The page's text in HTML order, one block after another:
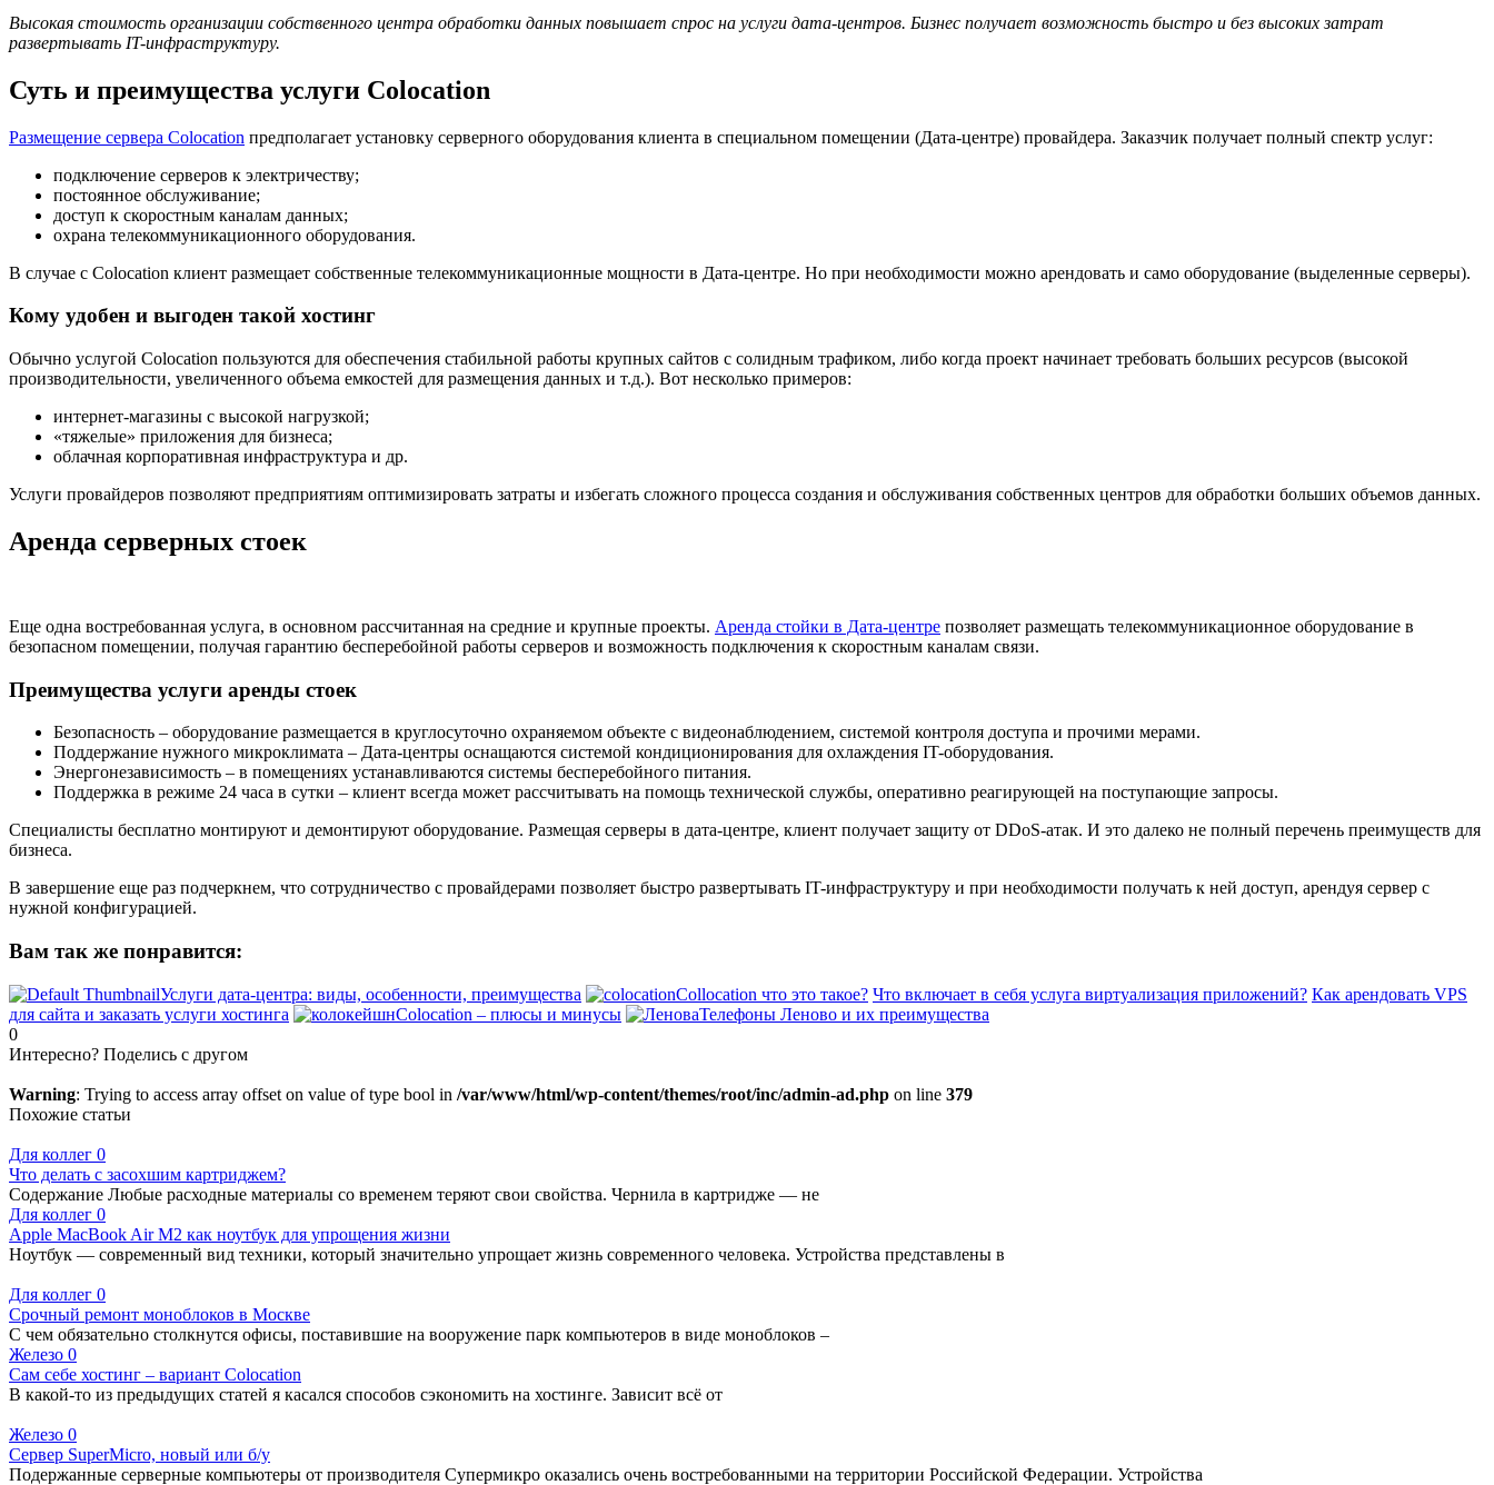
Высокая стоимость организации собственного центра обработки данных повышает спрос на услуги дата-центров. Бизнес получает возможность быстро и без высоких затрат
развертывать IT-инфраструктуру.
Суть и преимущества услуги Colocation
Размещение сервера Colocation предполагает установку серверного оборудования клиента в специальном помещении (Дата-центре) провайдера. Заказчик получает полный спектр услуг:
подключение серверов к электричеству;
постоянное обслуживание;
доступ к скоростным каналам данных;
охрана телекоммуникационного оборудования.
В случае с Colocation клиент размещает собственные телекоммуникационные мощности в Дата-центре. Но при необходимости можно арендовать и само оборудование (выделенные серверы).
Кому удобен и выгоден такой хостинг
Обычно услугой Colocation пользуются для обеспечения стабильной работы крупных сайтов с солидным трафиком, либо когда проект начинает требовать больших ресурсов (высокой
производительности, увеличенного объема емкостей для размещения данных и т.д.). Вот несколько примеров:
интернет-магазины с высокой нагрузкой;
«тяжелые» приложения для бизнеса;
облачная корпоративная инфраструктура и др.
Услуги провайдеров позволяют предприятиям оптимизировать затраты и избегать сложного процесса создания и обслуживания собственных центров для обработки больших объемов данных.
Аренда серверных стоек
Еще одна востребованная услуга, в основном рассчитанная на средние и крупные проекты. Аренда стойки в Дата-центре позволяет размещать телекоммуникационное оборудование в
безопасном помещении, получая гарантию бесперебойной работы серверов и возможность подключения к скоростным каналам связи.
Преимущества услуги аренды стоек
Безопасность – оборудование размещается в круглосуточно охраняемом объекте с видеонаблюдением, системой контроля доступа и прочими мерами.
Поддержание нужного микроклимата – Дата-центры оснащаются системой кондиционирования для охлаждения IT-оборудования.
Энергонезависимость – в помещениях устанавливаются системы бесперебойного питания.
Поддержка в режиме 24 часа в сутки – клиент всегда может рассчитывать на помощь технической службы, оперативно реагирующей на поступающие запросы.
Специалисты бесплатно монтируют и демонтируют оборудование. Размещая серверы в дата-центре, клиент получает защиту от DDoS-атак. И это далеко не полный перечень преимуществ для
бизнеса.
В завершение еще раз подчеркнем, что сотрудничество с провайдерами позволяет быстро развертывать IT-инфраструктуру и при необходимости получать к ней доступ, арендуя сервер с
нужной конфигурацией.
Вам так же понравится:
Услуги дата-центра: виды, особенности, преимущества Collocation что это такое? Что включает в себя услуга виртуализация приложений? Как арендовать VPS
для сайта и заказать услуги хостинга
Colocation – плюсы и минусы
Телефоны Леново и их преимущества
0
Интересно? Поделись с другом
Warning: Trying to access array offset on value of type bool in /var/www/html/wp-content/themes/root/inc/admin-ad.php on line 379
Похожие статьи
Для коллег 0
Что делать с засохшим картриджем?
Содержание Любые расходные материалы со временем теряют свои свойства. Чернила в картридже — не
Для коллег 0
Apple MacBook Air M2 как ноутбук для упрощения жизни
Ноутбук — современный вид техники, который значительно упрощает жизнь современного человека. Устройства представлены в
Для коллег 0
Срочный ремонт моноблоков в Москве
С чем обязательно столкнутся офисы, поставившие на вооружение парк компьютеров в виде моноблоков –
Железо 0
Сам себе хостинг – вариант Colocation
В какой-то из предыдущих статей я касался способов сэкономить на хостинге. Зависит всё от
Железо 0
Сервер SuperMicro, новый или б/у
Подержанные серверные компьютеры от производителя Супермикро оказались очень востребованными на территории Российской Федерации. Устройства